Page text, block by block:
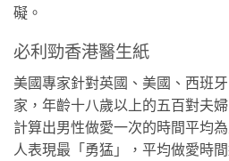
礙。
必利勁香港醫生紙
美國專家針對英國、美國、西班
家，年齡十八歲以上的五百對夫
計算出男性做愛一次的時間平均
人表現最「勇猛」，平均做愛時